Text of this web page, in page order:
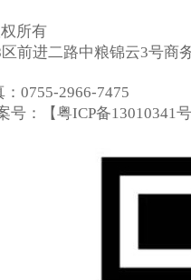
所有
前进二路中粮锦云3号商
：0755-2966-7475
号：【粤ICP备13010341号